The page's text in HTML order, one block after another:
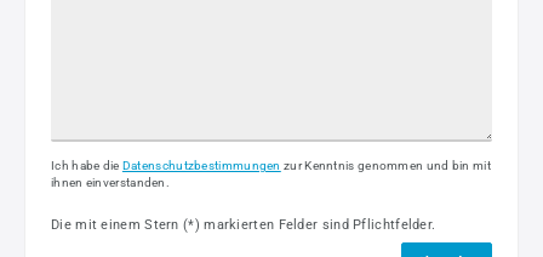
Ich habe die Datenschutzbestimmungen zur Kenntnis genommen und bin mit
ihnen einverstanden.
Die mit einem Stern (*) markierten Felder sind Pflichtfelder.